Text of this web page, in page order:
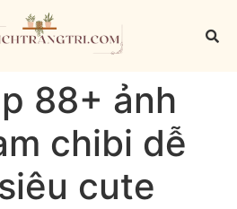
88+ ảnh
chibi dễ
cute